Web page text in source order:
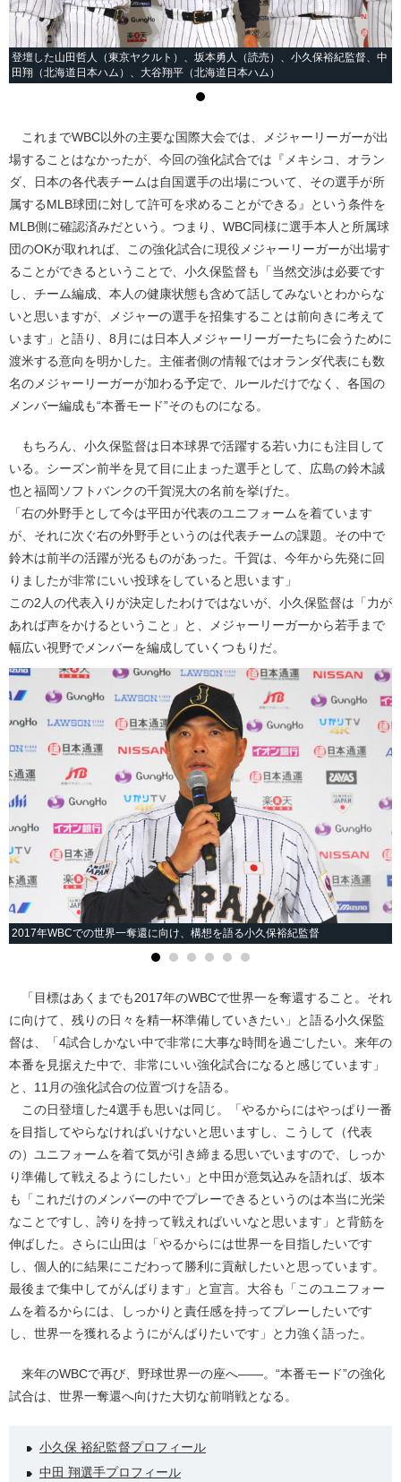
登壇した山田哲人（東京ヤクルト）、坂本勇人（読売）、小久保裕紀監督、中
田翔（北海道日本ハム）、大谷翔平（北海道日本ハム）
これまでWBC以外の主要な国際大会では、メジャーリーガーが出
場することはなかったが、今回の強化試合では『メキシコ、オラン
ダ、日本の各代表チームは自国選手の出場について、その選手が所
属するMLB球団に対して許可を求めることができる』という条件を
MLB側に確認済みだという。つまり、WBC同様に選手本人と所属球
団のOKが取れれば、この強化試合に現役メジャーリーガーが出場す
ることができるということで、小久保監督も「当然交渉は必要です
し、チーム編成、本人の健康状態も含めて話してみないとわからな
いと思いますが、メジャーの選手を招集することは前向きに考えて
います」と語り、8月には日本人メジャーリーガーたちに会うために
渡米する意向を明かした。主催者側の情報ではオランダ代表にも数
名のメジャーリーガーが加わる予定で、ルールだけでなく、各国の
メンバー編成も“本番モード”そのものになる。
もちろん、小久保監督は日本球界で活躍する若い力にも注目して
いる。シーズン前半を見て目に止まった選手として、広島の鈴木誠
也と福岡ソフトバンクの千賀滉大の名前を挙げた。
「右の外野手として今は平田が代表のユニフォームを着ています
が、それに次ぐ右の外野手というのは代表チームの課題。その中で
鈴木は前半の活躍が光るものがあった。千賀は、今年から先発に回
りましたが非常にいい投球をしていると思います」
この2人の代表入りが決定したわけではないが、小久保監督は「力が
あれば声をかけるということ」と、メジャーリーガーから若手まで
幅広い視野でメンバーを編成していくつもりだ。
2017年WBCでの世界一奪還に向け、構想を語る小久保裕紀監督
「目標はあくまでも2017年のWBCで世界一を奪還すること。それ
に向けて、残りの日々を精一杯準備していきたい」と語る小久保監
督は、「4試合しかない中で非常に大事な時間を過ごしたい。来年の
本番を見据えた中で、非常にいい強化試合になると感じています」
と、11月の強化試合の位置づけを語る。
この日登壇した4選手も思いは同じ。「やるからにはやっぱり一番
を目指してやらなければいけないと思いますし、こうして（代表
の）ユニフォームを着て気が引き締まる思いでいますので、しっか
り準備して戦えるようにしたい」と中田が意気込みを語れば、坂本
も「これだけのメンバーの中でプレーできるというのは本当に光栄
なことですし、誇りを持って戦えればいいなと思います」と背筋を
伸ばした。さらに山田は「やるからには世界一を目指したいです
し、個人的に結果にこだわって勝利に貢献したいと思っています。
最後まで集中してがんばります」と宣言。大谷も「このユニフォー
ムを着るからには、しっかりと責任感を持ってプレーしたいです
し、世界一を獲れるようにがんばりたいです」と力強く語った。
来年のWBCで再び、野球世界一の座へ――。“本番モード”の強化
試合は、世界一奪還へ向けた大切な前哨戦となる。
小久保 裕紀監督プロフィール
中田 翔選手プロフィール